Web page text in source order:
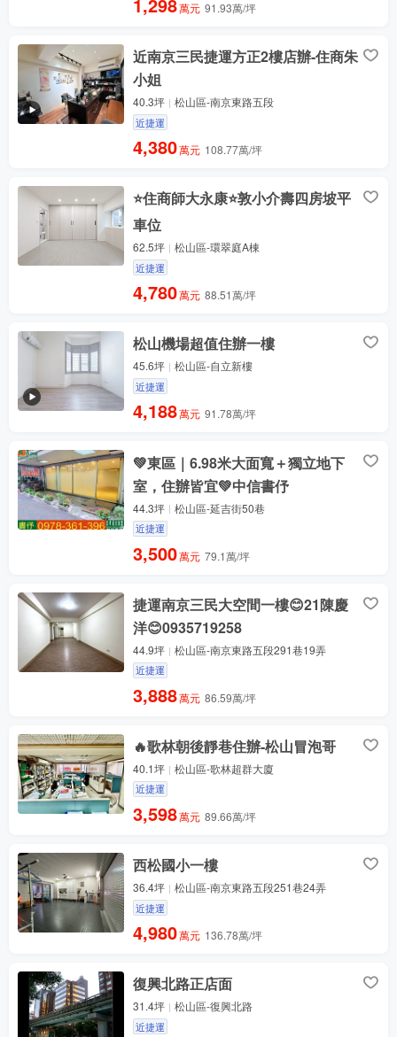
萬元 91.93萬/坪
近南京三民捷運方正2樓店辦-住商朱
小姐
40.3坪 松山區-南京東路五段
近捷運
4,380萬元 108.77萬/坪
⭐️住商師大永康⭐️敦小介壽四房坡平
車位
62.5坪 松山區-環翠庭A棟
近捷運
4,780萬元 88.51萬/坪
松山機場超值住辦一樓
45.6坪 松山區-自立新樓
近捷運
4,188萬元 91.78萬/坪
💚東區｜6.98米大面寬＋獨立地下
室，住辦皆宜💚中信書伃
44.3坪 松山區-延吉街50巷
近捷運
3,500萬元 79.1萬/坪
捷運南京三民大空間一樓😊21陳慶
洋😊0935719258
44.9坪 松山區-南京東路五段291巷19弄
近捷運
3,888萬元 86.59萬/坪
🔥歌林朝後靜巷住辦-松山冒泡哥
40.1坪 松山區-歌林超群大廈
近捷運
3,598萬元 89.66萬/坪
西松國小一樓
36.4坪 松山區-南京東路五段251巷24弄
近捷運
4,980萬元 136.78萬/坪
復興北路正店面
31.4坪 松山區-復興北路
近捷運